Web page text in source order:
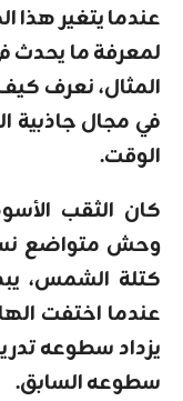
عندما يتغير هذا
لمعرفة ما يحدث
المثال، نعرف
في مجال جاذبية
الوقت.
وحش متواضع
عندما اختفت
سطوعه السابق.